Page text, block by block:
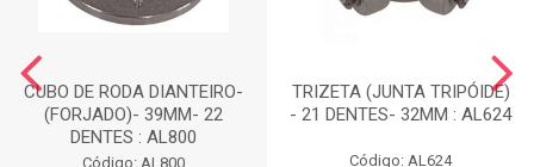
CUBO DE RODA DIANTEIRO-
(FORJADO)- 39MM- 22
DENTES : AL800
Código: AL800
TRIZETA (JUNTA TRIPÓIDE)
- 21 DENTES- 32MM : AL624
Código: AL624